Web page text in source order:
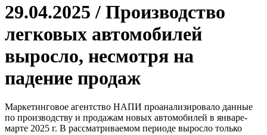
29.04.2025 / Производство
легковых автомобилей
выросло, несмотря на
падение продаж
Маркетинговое агентство НАПИ проанализировало данные
по производству и продажам новых автомобилей в январе-
марте 2025 г. В рассматриваемом периоде выросло только